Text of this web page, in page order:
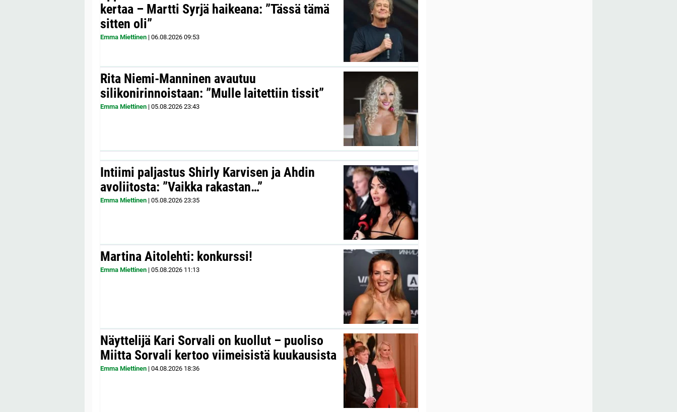
kertaa – Martti Syrjä haikeana: ”Tässä tämä
sitten oli”
Emma Miettinen | 06.08.2026 09:53
Rita Niemi-Manninen avautuu
silikonirinnoistaan: ”Mulle laitettiin tissit”
Emma Miettinen | 05.08.2026 23:43
Intiimi paljastus Shirly Karvisen ja Ahdin
avoliitosta: ”Vaikka rakastan…”
Emma Miettinen | 05.08.2026 23:35
Martina Aitolehti: konkurssi!
Emma Miettinen | 05.08.2026 11:13
Näyttelijä Kari Sorvali on kuollut – puoliso
Miitta Sorvali kertoo viimeisistä kuukausista
Emma Miettinen | 04.08.2026 18:36